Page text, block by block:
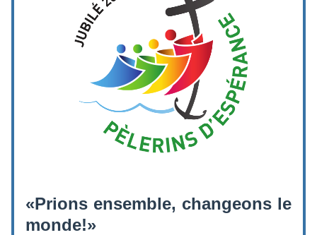
«Prions ensemble, changeons le
monde!»